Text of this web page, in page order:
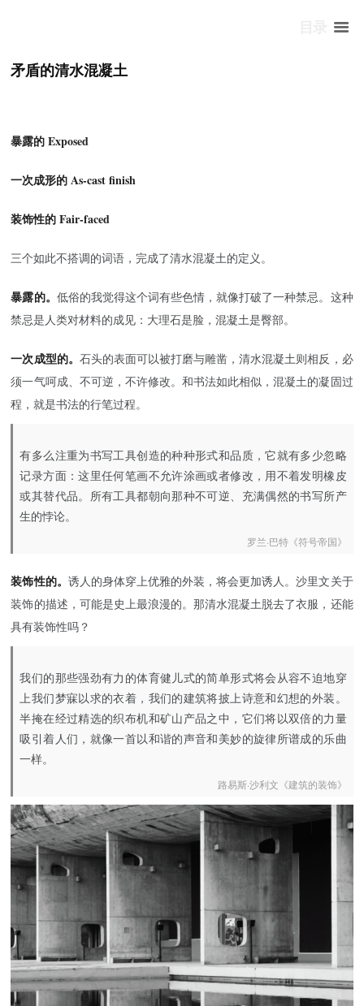
矛盾的清水混凝土
暴露的 Exposed
一次成形的 As-cast finish
装饰性的 Fair-faced
三个如此不搭调的词语，完成了清水混凝土的定义。
暴露的。 低俗的我觉得这个词有些色情，就像打破了一种禁忌。这种
禁忌是人类对材料的成见：大理石是脸，混凝土是臀部。
一次成型的。 石头的表面可以被打磨与雕凿，清水混凝土则相反，必
须一气呵成、不可逆，不许修改。和书法如此相似，混凝土的凝固过
程，就是书法的行笔过程。
有多么注重为书写工具创造的种种形式和品质，它就有多少忽略
记录方面：这里任何笔画不允许涂画或者修改，用不着发明橡皮
或其替代品。所有工具都朝向那种不可逆、充满偶然的书写所产
生的悖论。
罗兰·巴特《符号帝国》
装饰性的。 诱人的身体穿上优雅的外装，将会更加诱人。沙里文关于
装饰的描述，可能是史上最浪漫的。那清水混凝土脱去了衣服，还能
具有装饰性吗？
我们的那些强劲有力的体育健儿式的简单形式将会从容不迫地穿
上我们梦寐以求的衣着，我们的建筑将披上诗意和幻想的外装。
半掩在经过精选的织布机和矿山产品之中，它们将以双倍的力量
吸引着人们，就像一首以和谐的声音和美妙的旋律所谱成的乐曲
一样。
路易斯·沙利文《建筑的装饰》